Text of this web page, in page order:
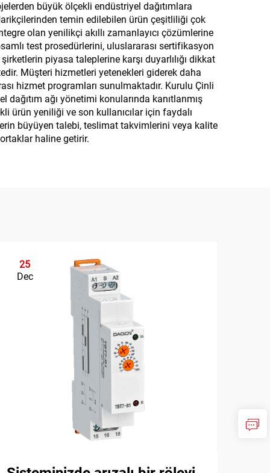
büyük ölçekli endüstriyel dağıtımlara
temin edilebilen ürün çeşitliliği çok
olan yenilikçi akıllı zamanlayıcı çözümlerine
test prosedürlerini, uluslararası sertifikasyon
piyasa taleplerine karşı duyarlılığı dikkat
Müşteri hizmetleri yetenekleri giderek daha
hizmet programları sunulmaktadır. Kurulu Çinli
ağı yönetimi konularında kanıtlanmış
ürün yeniliği ve son kullanıcılar için faydalı
büyüyen talebi, teslimat takvimlerini veya kalite
haline getirir.
25
Dec